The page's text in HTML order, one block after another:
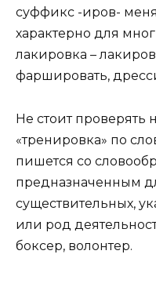
суффикс -иров-
характерно для
лакировка –
фаршировать,
Не стоит проверять
«тренировка» по
пишется со
предназначенным
существительных,
или род
боксер, волонтер.